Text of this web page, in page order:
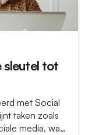
sleutel tot
met Social
taken zoals
media, wat